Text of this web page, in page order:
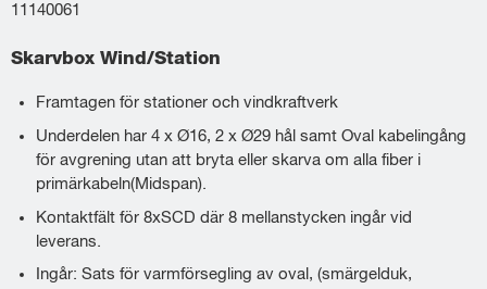
11140061
Skarvbox Wind/Station
Framtagen för stationer och vindkraftverk
Underdelen har 4 x Ø16, 2 x Ø29 hål samt Oval kabelingång
för avgrening utan att bryta eller skarva om alla fiber i
primärkabeln(Midspan).
Kontaktfält för 8xSCD där 8 mellanstycken ingår vid
leverans.
Ingår: Sats för varmförsegling av oval, (smärgelduk,